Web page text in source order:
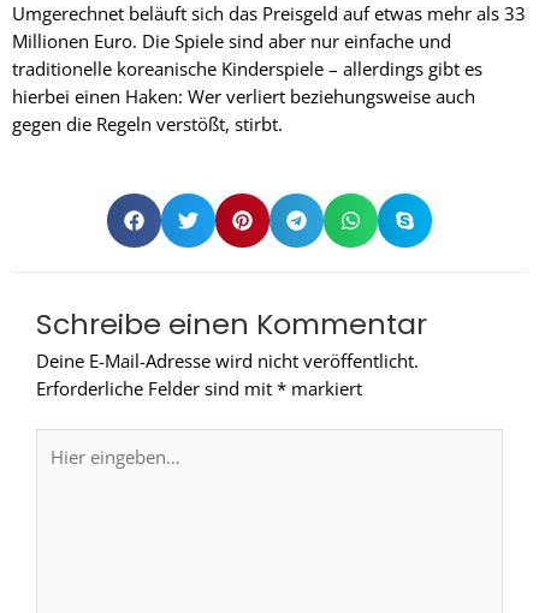
Umgerechnet beläuft sich das Preisgeld auf etwas mehr als 33
Millionen Euro. Die Spiele sind aber nur einfache und
traditionelle koreanische Kinderspiele – allerdings gibt es
hierbei einen Haken: Wer verliert beziehungsweise auch
gegen die Regeln verstößt, stirbt.
Schreibe einen Kommentar
Deine E-Mail-Adresse wird nicht veröffentlicht.
Erforderliche Felder sind mit * markiert
eingeben…